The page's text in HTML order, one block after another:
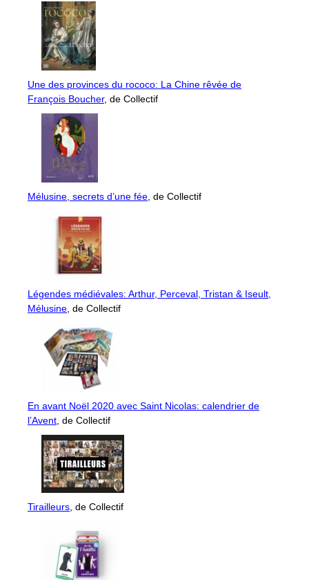
Une des provinces du rococo: La Chine rêvée de
François Boucher, de Collectif
Mélusine, secrets d’une fée , de Collectif
Légendes médiévales: Arthur, Perceval, Tristan & Iseult,
Mélusine , de Collectif
En avant Noël 2020 avec Saint Nicolas: calendrier de
l’Avent , de Collectif
Tirailleurs , de Collectif